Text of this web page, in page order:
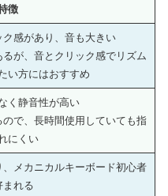
徴
感があり、音も大きい
が、音とクリック感でリズム
い方にはおすすめ
く静音性が高い
で、長時間使用していても指
にくい
メカニカルキーボード初心者
まれる